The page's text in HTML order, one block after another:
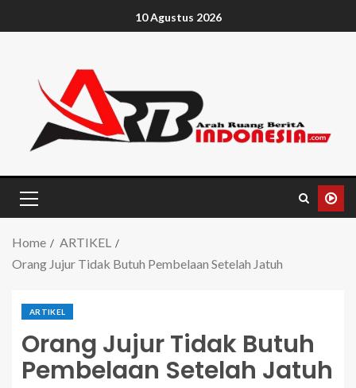
10 Agustus 2026
Home
ARTIKEL
Orang Jujur Tidak Butuh Pembelaan Setelah Jatuh
ARTIKEL
Orang Jujur Tidak Butuh
Pembelaan Setelah Jatuh